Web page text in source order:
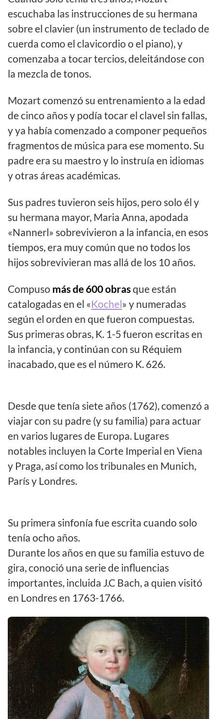
escuchaba las instrucciones de su hermana
sobre el clavier (un instrumento de teclado de
cuerda como el clavicordio o el piano), y
comenzaba a tocar tercios, deleitándose con
la mezcla de tonos.
Mozart comenzó su entrenamiento a la edad
de cinco años y podía tocar el clavel sin fallas,
y ya había comenzado a componer pequeños
fragmentos de música para ese momento. Su
padre era su maestro y lo instruía en idiomas
y otras áreas académicas.
Sus padres tuvieron seis hijos, pero solo él y
su hermana mayor, Maria Anna, apodada
«Nannerl» sobrevivieron a la infancia, en esos
tiempos, era muy común que no todos los
hijos sobrevivieran mas allá de los 10 años.
Compuso más de 600 obrasque están
catalogadas en el «Kochel» y numeradas
según el orden en que fueron compuestas.
Sus primeras obras, K. 1-5 fueron escritas en
la infancia, y continúan con su Réquiem
inacabado, que es el número K. 626.
Desde que tenía siete años (1762), comenzó a
viajar con su padre (y su familia) para actuar
en varios lugares de Europa. Lugares
notables incluyen la Corte Imperial en Viena
y Praga, así como los tribunales en Munich,
París y Londres.
Su primera sinfonía fue escrita cuando solo
tenía ocho años.
Durante los años en que su familia estuvo de
gira, conoció una serie de influencias
importantes, incluida J.C Bach, a quien visitó
en Londres en 1763-1766.